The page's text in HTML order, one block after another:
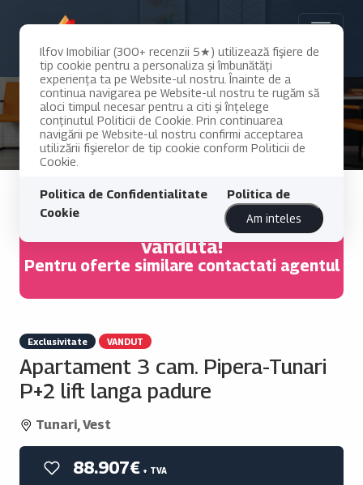
Ilfov Imobiliar (300+ recenzii 5★) utilizează fişiere de
tip cookie pentru a personaliza și îmbunătăți
experiența ta pe Website-ul nostru. Înainte de a
continua navigarea pe Website-ul nostru te rugăm să
aloci timpul necesar pentru a citi și înțelege
conținutul Politicii de Cookie. Prin continuarea
navigării pe Website-ul nostru confirmi acceptarea
utilizării fişierelor de tip cookie conform Politicii de
Cookie.
Politica de Confidentialitate
Politica de
Cookie
Am inteles
Aceasta proprietate a fost deja
vanduta!
Pentru oferte similare contactati agentul
Exclusivitate VANDUT
Apartament 3 cam. Pipera-Tunari
P+2 lift langa padure
Tunari, Vest
88.907€ + TVA